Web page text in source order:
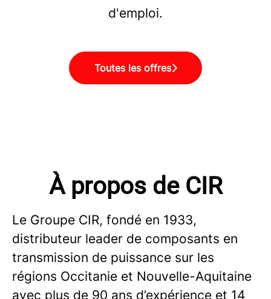
d'emploi.
Toutes les offres
À propos de CIR
Le Groupe CIR, fondé en 1933,
distributeur leader de composants en
transmission de puissance sur les
régions Occitanie et Nouvelle-Aquitaine
avec plus de 90 ans d’expérience et 14